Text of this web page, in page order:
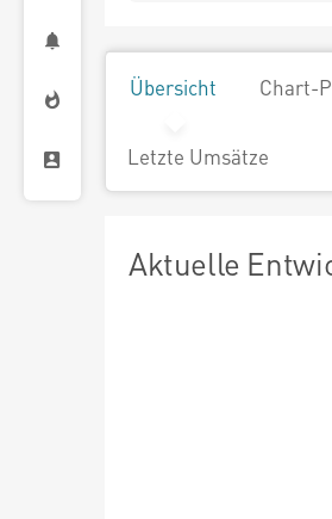
Übersicht Chart-
Letzte Umsätze
Aktuelle